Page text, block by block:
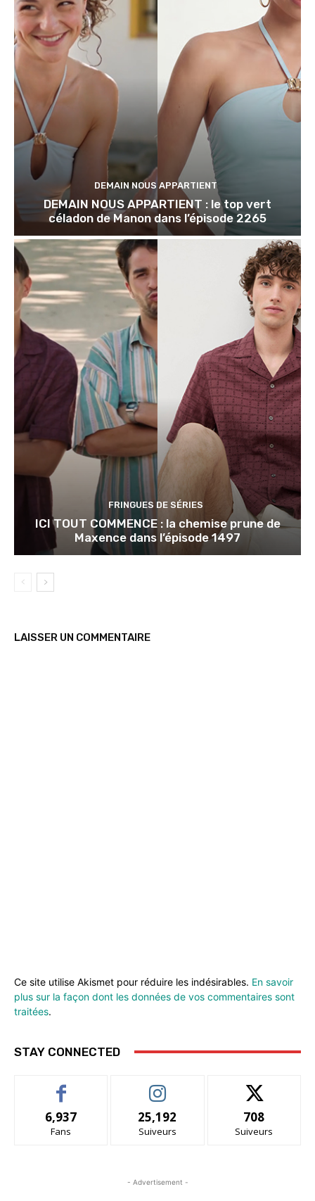
DEMAIN NOUS APPARTIENT
DEMAIN NOUS APPARTIENT : le top vert
céladon de Manon dans l’épisode 2265
FRINGUES DE SÉRIES
ICI TOUT COMMENCE : la chemise prune de
Maxence dans l’épisode 1497
LAISSER UN COMMENTAIRE
Ce site utilise Akismet pour réduire les indésirables. En savoir
plus sur la façon dont les données de vos commentaires sont
traitées.
STAY CONNECTED
6,937
Fans
25,192
Suiveurs
708
Suiveurs
- Advertisement -